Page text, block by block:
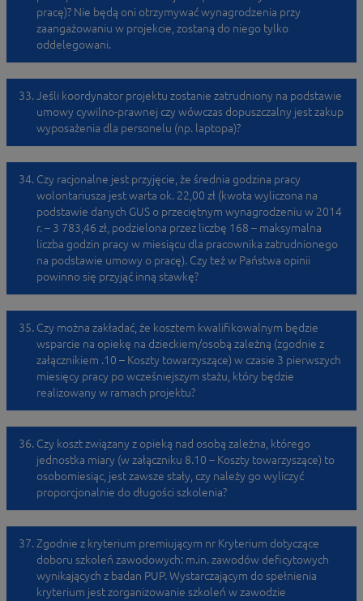
pracę)? Nie będą oni otrzymywać wynagrodzenia przy
zaangażowaniu w projekcie, zostaną do niego tylko
oddelegowani.
Jeśli koordynator projektu zostanie zatrudniony na podstawie
umowy cywilno-prawnej czy wówczas dopuszczalny jest zakup
wyposażenia dla personelu (np. laptopa)?
Czy racjonalne jest przyjęcie, że średnia godzina pracy
wolontariusza jest warta ok. 22,00 zł (kwota wyliczona na
podstawie danych GUS o przeciętnym wynagrodzeniu w 2014
r. – 3 783,46 zł, podzielona przez liczbę 168 – maksymalna
liczba godzin pracy w miesiącu dla pracownika zatrudnionego
na podstawie umowy o pracę). Czy też w Państwa opinii
powinno się przyjąć inną stawkę?
Czy można zakładać, że kosztem kwalifikowalnym będzie
wsparcie na opiekę na dzieckiem/osobą zależną (zgodnie z
załącznikiem .10 – Koszty towarzyszące) w czasie 3 pierwszych
miesięcy pracy po wcześniejszym stażu, który będzie
realizowany w ramach projektu?
Czy koszt związany z opieką nad osobą zależna, którego
jednostka miary (w załączniku 8.10 – Koszty towarzyszące) to
osobomiesiąc, jest zawsze stały, czy należy go wyliczyć
proporcjonalnie do długości szkolenia?
Zgodnie z kryterium premiującym nr Kryterium dotyczące
doboru szkoleń zawodowych: m.in. zawodów deficytowych
wynikających z badan PUP. Wystarczającym do spełnienia
kryterium jest zorganizowanie szkoleń w zawodzie